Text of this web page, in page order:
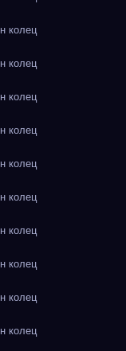
колец
колец
колец
колец
колец
колец
колец
колец
колец
колец